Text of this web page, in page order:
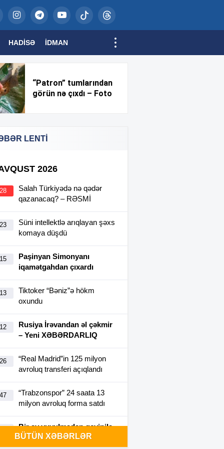
HADISƏ İDMAN
“Patron” tumlarından
görün nə çıxdı – Foto
LENTİ
2026
Salah Türkiyədə nə qədər
qazanacaq? – RƏSMİ
Süni intellektlə arıqlayan şəxs
komaya düşdü
Paşinyan Simonyanı
iqamətgahdan çıxardı
Tiktoker “Bəniz”ə hökm
oxundu
Rusiya İrəvandan əl çəkmir
– Yeni XƏBƏRDARLIQ
“Real Madrid”in 125 milyon
avroluq transferi açıqlandı
“Trabzonspor” 24 saata 13
milyon avroluq forma satdı
Bir ay yuyulmadan geyinilə
bilən futbolka yaradıldı-
BÜTÜN XƏBƏRLƏR